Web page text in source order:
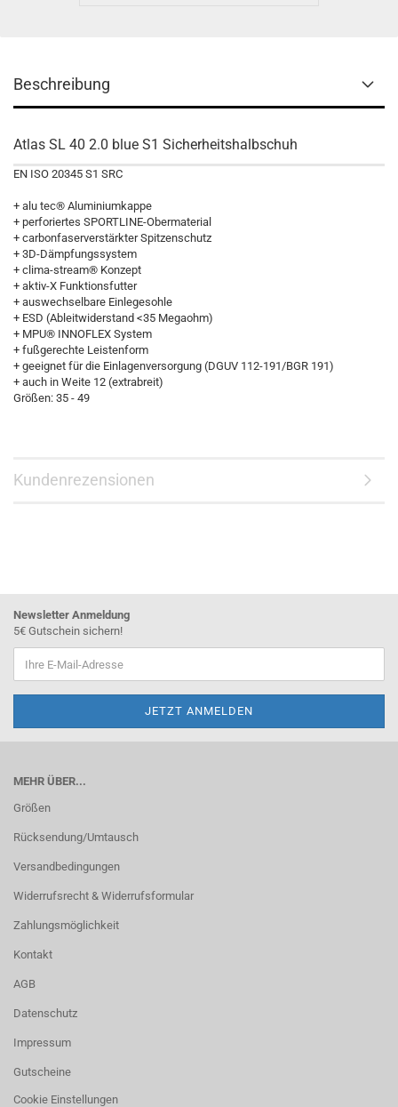
Beschreibung
Atlas SL 40 2.0 blue S1 Sicherheitshalbschuh
EN ISO 20345 S1 SRC
+ alu tec® Aluminiumkappe
+ perforiertes SPORTLINE-Obermaterial
+ carbonfaserverstärkter Spitzenschutz
+ 3D-Dämpfungssystem
+ clima-stream® Konzept
+ aktiv-X Funktionsfutter
+ auswechselbare Einlegesohle
+ ESD (Ableitwiderstand <35 Megaohm)
+ MPU® INNOFLEX System
+ fußgerechte Leistenform
+ geeignet für die Einlagenversorgung (DGUV 112-191/BGR 191)
+ auch in Weite 12 (extrabreit)
Größen: 35 - 49
Kundenrezensionen
Newsletter Anmeldung
5€ Gutschein sichern!
MEHR ÜBER...
Größen
Rücksendung/Umtausch
Versandbedingungen
Widerrufsrecht & Widerrufsformular
Zahlungsmöglichkeit
Kontakt
AGB
Datenschutz
Impressum
Gutscheine
Cookie Einstellungen